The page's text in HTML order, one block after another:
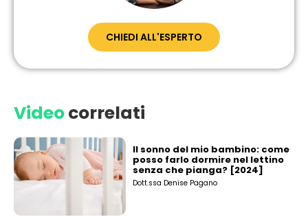
CHIEDI ALL'ESPERTO
Videocorrelati
Il sonno del mio bambino: come
posso farlo dormire nel lettino
senza che pianga? [2024]
Dott.ssa Denise Pagano